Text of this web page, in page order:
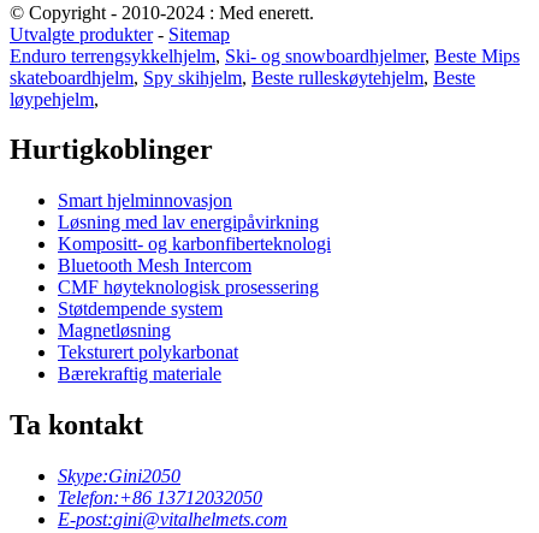
© Copyright - 2010-2024 : Med enerett.
Utvalgte produkter- Sitemap
Enduro terrengsykkelhjelm, Ski- og snowboardhjelmer, Beste Mips
skateboardhjelm, Spy skihjelm, Beste rulleskøytehjelm, Beste
løypehjelm,
Hurtigkoblinger
Smart hjelminnovasjon
Løsning med lav energipåvirkning
Kompositt- og karbonfiberteknologi
Bluetooth Mesh Intercom
CMF høyteknologisk prosessering
Støtdempende system
Magnetløsning
Teksturert polykarbonat
Bærekraftig materiale
Ta kontakt
Skype:Gini2050
Telefon:+86 13712032050
E-post:gini@vitalhelmets.com